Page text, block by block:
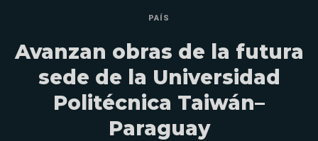
PAÍS
Avanzan obras de la futura
sede de la Universidad
Politécnica Taiwán–
Paraguay